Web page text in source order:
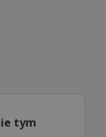
tym